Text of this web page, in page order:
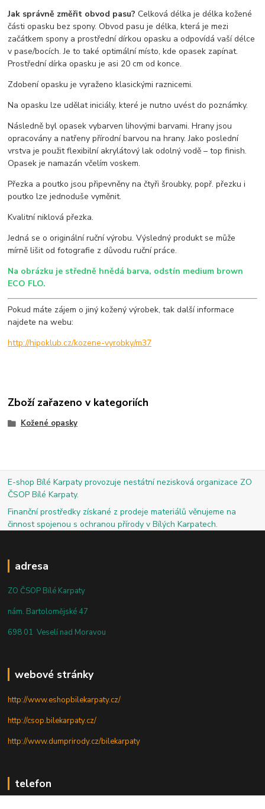
Jak správně změřit obvod pasu?Celková délka je délka kožené
části opasku bez spony. Obvod pasu je délka, která je mezi
začátkem spony a prostřední dírkou opasku a odpovídá vaší délce
v pase/bocích. Je to také optimální místo, kde opasek zapínat.
Prostřední dírka opasku je asi 20 cm od konce.
Zdobení opasku je vyraženo klasickými raznicemi.
Na opasku lze udělat iniciály, které je nutno uvést do poznámky.
Následně byl opasek vybarven lihovými barvami. Hrany jsou
opracovány a natřeny přírodní barvou na hrany. Jako poslední
vrstva je použit flexibilní akrylátový lak odolný vodě – top finish.
Opasek je namazán včelím voskem.
Přezka a poutko jsou připevněny na čtyři šroubky, popř. přezku i
poutko lze jednoduše vyměnit.
Kvalitní niklová přezka.
Jedná se o originální ruční výrobu. Výsledný produkt se může
mírně lišit od fotografie z důvodu ruční práce.
Na obrázku je středně hnědá barva, odstín medium brown
ECO FLO.
Pokud máte zájem o jiný kožený výrobek, tak další informace
najdete na webu:
http://hipoklub.cz/kozene-vyrobky/m37
Zboží zařazeno v kategoriích
Kožené opasky
E-shop Bílé Karpaty provozuje nestátní nezisková organizace ZO
ČSOP Bílé Karpaty.
Finanční prostředky získané z prodeje materiálů věnujeme na
činnost spojenou s ochranou přírody v Bílých Karpatech.
adresa
ZO ČSOP Bílé Karpaty
nám. Bartolomějské 47
698 01 Veselí nad Moravou
webové stránky
http://www.eshopbilekarpaty.cz/
http://csop.bilekarpaty.cz/
http://www.dumprirody.cz/bilekarpaty
telefon